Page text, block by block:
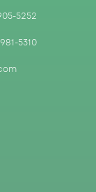
5252
5310